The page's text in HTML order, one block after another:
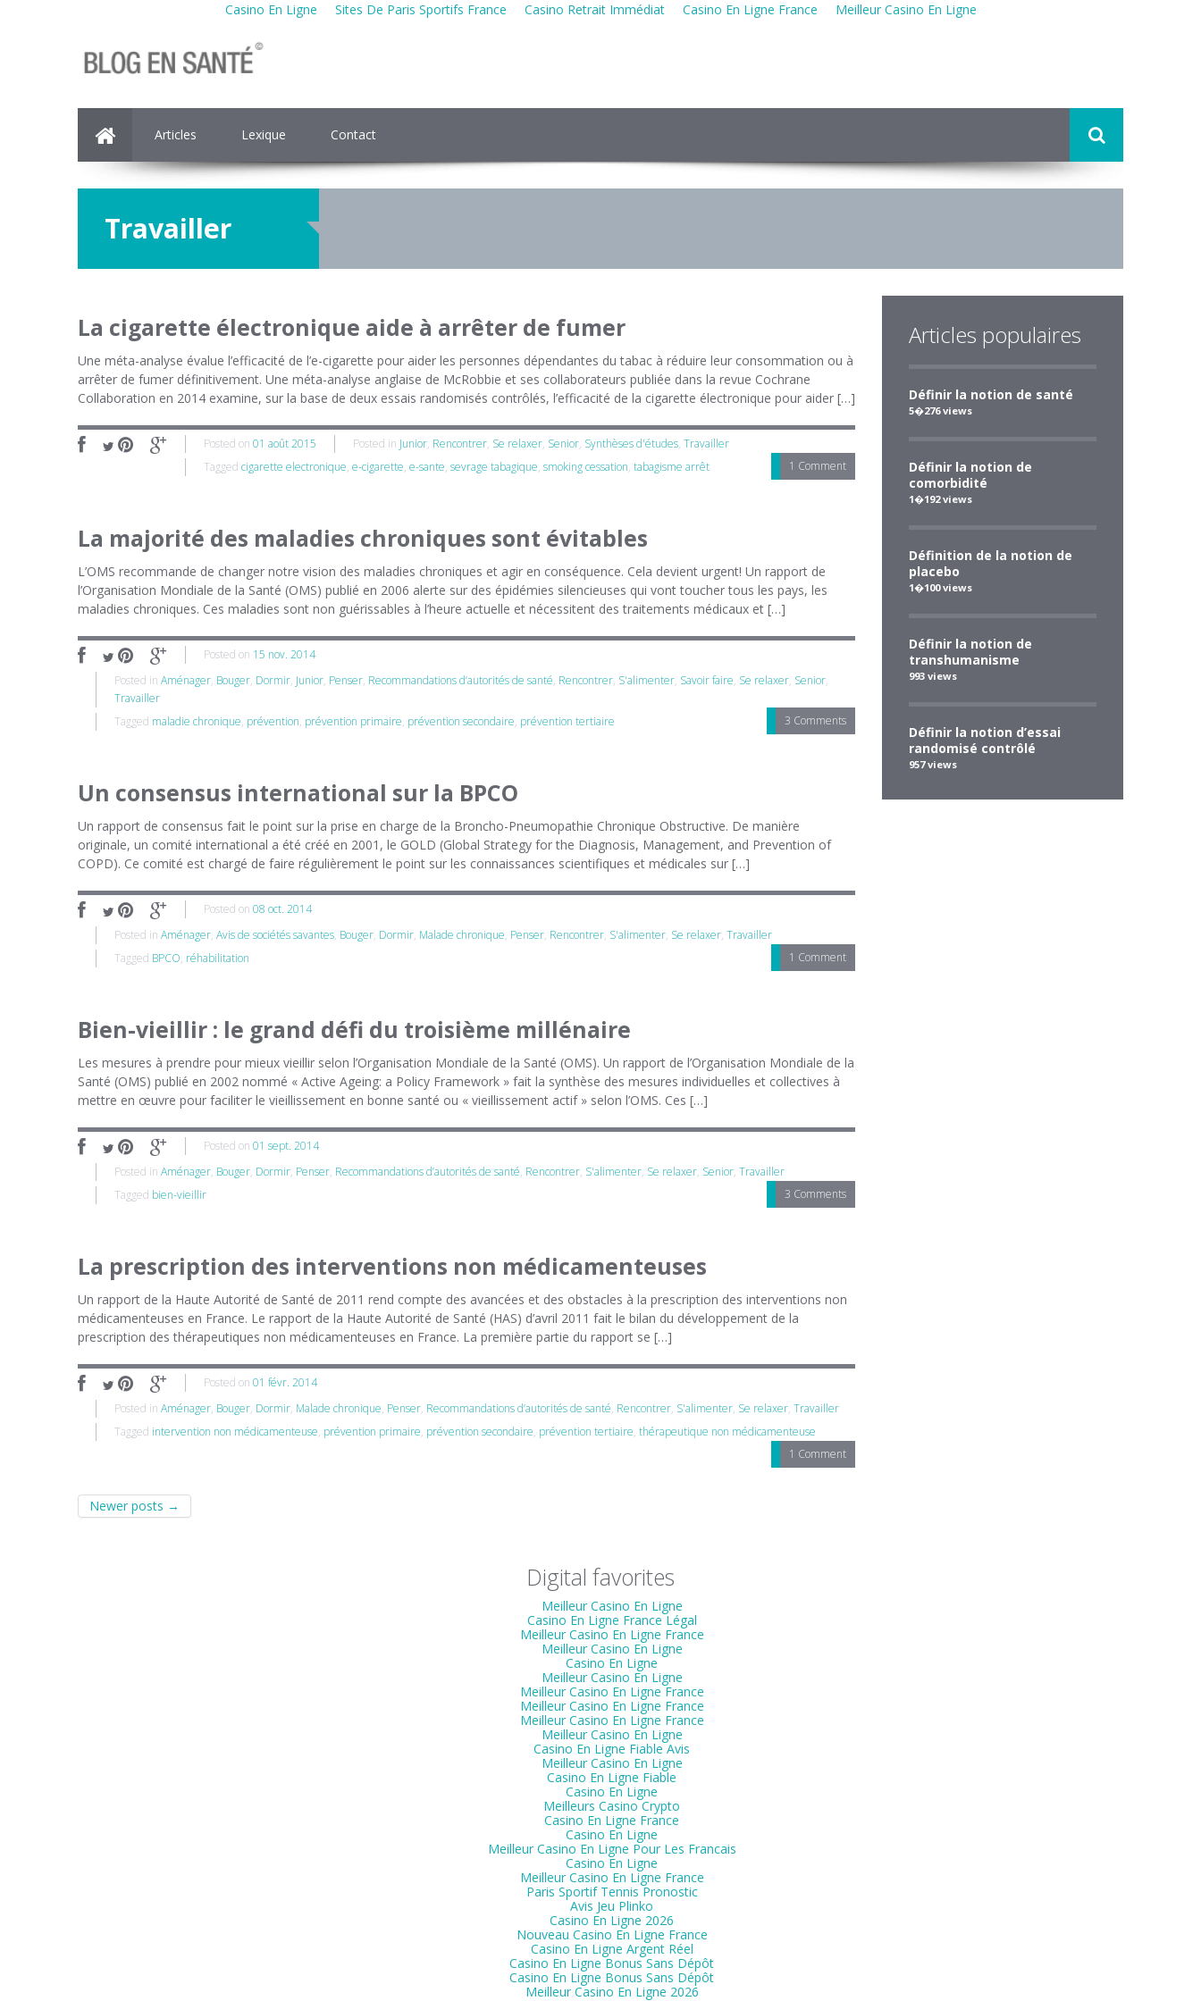
Casino En Ligne Sites De Paris Sportifs France Casino Retrait Immédiat Casino En Ligne France Meilleur Casino En Ligne
Articles Lexique Contact
Travailler
La cigarette électronique aide à arrêter de fumer
Une méta-analyse évalue l’efficacité de l’e-cigarette pour aider les personnes dépendantes du tabac à réduire leur consommation ou à
arrêter de fumer définitivement. Une méta-analyse anglaise de McRobbie et ses collaborateurs publiée dans la revue Cochrane
Collaboration en 2014 examine, sur la base de deux essais randomisés contrôlés, l’efficacité de la cigarette électronique pour aider […]
Posted on 01 août 2015 Posted in Junior, Rencontrer, Se relaxer, Senior, Synthèses d'études, Travailler
Tagged cigarette electronique, e-cigarette, e-sante, sevrage tabagique, smoking cessation, tabagisme arrêt 1 Comment
La majorité des maladies chroniques sont évitables
L’OMS recommande de changer notre vision des maladies chroniques et agir en conséquence. Cela devient urgent! Un rapport de
l’Organisation Mondiale de la Santé (OMS) publié en 2006 alerte sur des épidémies silencieuses qui vont toucher tous les pays, les
maladies chroniques. Ces maladies sont non guérissables à l’heure actuelle et nécessitent des traitements médicaux et […]
Posted on 15 nov. 2014
Posted in Aménager, Bouger, Dormir, Junior, Penser, Recommandations d’autorités de santé, Rencontrer, S'alimenter, Savoir faire, Se relaxer, Senior,
Travailler
Tagged maladie chronique, prévention, prévention primaire, prévention secondaire, prévention tertiaire 3 Comments
Un consensus international sur la BPCO
Un rapport de consensus fait le point sur la prise en charge de la Broncho-Pneumopathie Chronique Obstructive. De manière
originale, un comité international a été créé en 2001, le GOLD (Global Strategy for the Diagnosis, Management, and Prevention of
COPD). Ce comité est chargé de faire régulièrement le point sur les connaissances scientifiques et médicales sur […]
Posted on 08 oct. 2014
Posted in Aménager, Avis de sociétés savantes, Bouger, Dormir, Malade chronique, Penser, Rencontrer, S'alimenter, Se relaxer, Travailler
Tagged BPCO, réhabilitation 1 Comment
Bien-vieillir : le grand défi du troisième millénaire
Les mesures à prendre pour mieux vieillir selon l’Organisation Mondiale de la Santé (OMS). Un rapport de l’Organisation Mondiale de la
Santé (OMS) publié en 2002 nommé « Active Ageing: a Policy Framework » fait la synthèse des mesures individuelles et collectives à
mettre en œuvre pour faciliter le vieillissement en bonne santé ou « vieillissement actif » selon l’OMS. Ces […]
Posted on 01 sept. 2014
Posted in Aménager, Bouger, Dormir, Penser, Recommandations d’autorités de santé, Rencontrer, S'alimenter, Se relaxer, Senior, Travailler
Tagged bien-vieillir 3 Comments
La prescription des interventions non médicamenteuses
Un rapport de la Haute Autorité de Santé de 2011 rend compte des avancées et des obstacles à la prescription des interventions non
médicamenteuses en France. Le rapport de la Haute Autorité de Santé (HAS) d’avril 2011 fait le bilan du développement de la
prescription des thérapeutiques non médicamenteuses en France. La première partie du rapport se […]
Posted on 01 févr. 2014
Posted in Aménager, Bouger, Dormir, Malade chronique, Penser, Recommandations d’autorités de santé, Rencontrer, S'alimenter, Se relaxer, Travailler
Tagged intervention non médicamenteuse, prévention primaire, prévention secondaire, prévention tertiaire, thérapeutique non médicamenteuse
1 Comment
Post navigation
Newer posts →
Articles populaires
Définir la notion de santé
5�276 views
Définir la notion de
comorbidité
1�192 views
Définition de la notion de
placebo
1�100 views
Définir la notion de
transhumanisme
993 views
Définir la notion d’essai
randomisé contrôlé
957 views
Digital favorites
Meilleur Casino En Ligne
Casino En Ligne France Légal
Meilleur Casino En Ligne France
Meilleur Casino En Ligne
Casino En Ligne
Meilleur Casino En Ligne
Meilleur Casino En Ligne France
Meilleur Casino En Ligne France
Meilleur Casino En Ligne France
Meilleur Casino En Ligne
Casino En Ligne Fiable Avis
Meilleur Casino En Ligne
Casino En Ligne Fiable
Casino En Ligne
Meilleurs Casino Crypto
Casino En Ligne France
Casino En Ligne
Meilleur Casino En Ligne Pour Les Francais
Casino En Ligne
Meilleur Casino En Ligne France
Paris Sportif Tennis Pronostic
Avis Jeu Plinko
Casino En Ligne 2026
Nouveau Casino En Ligne France
Casino En Ligne Argent Réel
Casino En Ligne Bonus Sans Dépôt
Casino En Ligne Bonus Sans Dépôt
Meilleur Casino En Ligne 2026